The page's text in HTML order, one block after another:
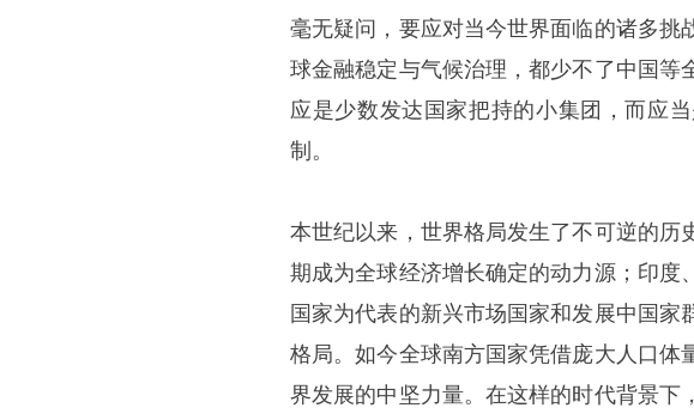
毫无疑问，要应对当今世界面临的诸多挑
球金融稳定与气候治理，都少不了中国等
应是少数发达国家把持的小集团，而应
制。
本世纪以来，世界格局发生了不可逆的历
期成为全球经济增长确定的动力源；印
国家为代表的新兴市场国家和发展中国
格局。如今全球南方国家凭借庞大人口
界发展的中坚力量。在这样的时代背景下